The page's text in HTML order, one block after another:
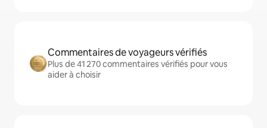
Commentaires de voyageurs vérifiés
Plus de 41 270 commentaires vérifiés pour vous
aider à choisir